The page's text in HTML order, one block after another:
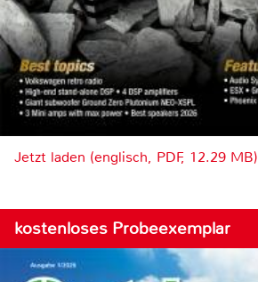
Jetzt laden (englisch, PDF, 12.29 MB)
kostenloses Probeexemplar